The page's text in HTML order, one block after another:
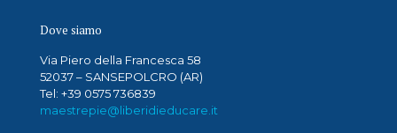
Dove siamo
Via Piero della Francesca 58
52037 – SANSEPOLCRO (AR)
Tel: +39 0575 736839
maestrepie@liberidieducare.it